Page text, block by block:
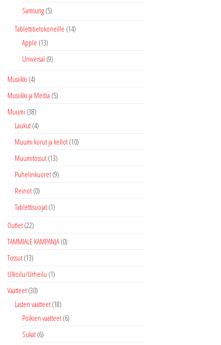
Samsung (5)
Tablettitietokoneille (14)
Apple (13)
Universal (9)
Musiikki (4)
Musiikki ja Media (5)
Muumi (38)
Laukut (4)
Muumi korut ja kellot (10)
Muumitossut (13)
Puhelinkuoret (9)
Reinot (0)
Tablettisuojat (1)
Outlet (22)
TAMMIALE KAMPANJA (0)
Tossut (13)
Ulkoilu/Urheilu (1)
Vaatteet (30)
Lasten vaatteet (18)
Poikien vaatteet (6)
Sukat (6)